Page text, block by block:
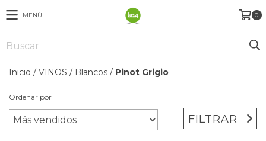
MENÚ 0
Inicio / VINOS / Blancos / Pinot Grigio
Ordenar por
FILTRAR